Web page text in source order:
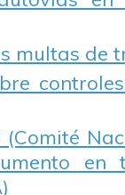
multas de
(Comité
en